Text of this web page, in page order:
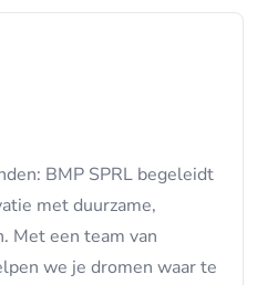
BMP SPRL begeleidt
met duurzame,
Met een team van
we je dromen waar te